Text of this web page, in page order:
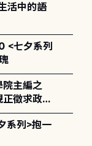
活中的語
<七夕系列
院主編之
徵求政策
治理：政
年6月1日
系列>抱一